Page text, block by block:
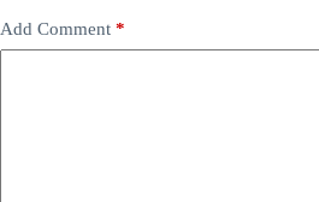
Add Comment *